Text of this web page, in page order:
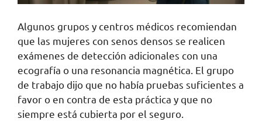
Algunos grupos y centros médicos recomiendan
que las mujeres con senos densos se realicen
exámenes de detección adicionales con una
ecografía o una resonancia magnética. El grupo
de trabajo dijo que no había pruebas suficientes a
favor o en contra de esta práctica y que no
siempre está cubierta por el seguro.